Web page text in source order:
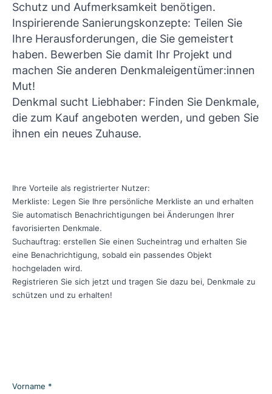
Schutz und Aufmerksamkeit benötigen.
Inspirierende Sanierungskonzepte: Teilen Sie
Ihre Herausforderungen, die Sie gemeistert
haben. Bewerben Sie damit Ihr Projekt und
machen Sie anderen Denkmaleigentümer:innen
Mut!
Denkmal sucht Liebhaber: Finden Sie Denkmale,
die zum Kauf angeboten werden, und geben Sie
ihnen ein neues Zuhause.
Ihre Vorteile als registrierter Nutzer:
Merkliste: Legen Sie Ihre persönliche Merkliste an und erhalten
Sie automatisch Benachrichtigungen bei Änderungen Ihrer
favorisierten Denkmale.
Suchauftrag: erstellen Sie einen Sucheintrag und erhalten Sie
eine Benachrichtigung, sobald ein passendes Objekt
hochgeladen wird.
Registrieren Sie sich jetzt und tragen Sie dazu bei, Denkmale zu
schützen und zu erhalten!
Vorname *